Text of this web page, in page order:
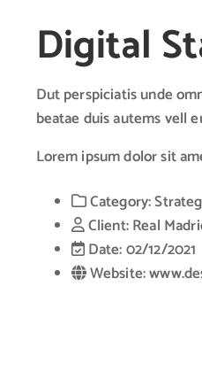
Digital
Dut perspiciatis unde
beatae duis autems vell
Lorem ipsum dolor sit
Category:
Client:Real
Date:02/12/2021
Website: